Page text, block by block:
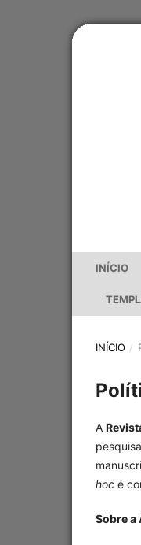
INÍCIO
INÍCIO /
A
hoc é
Sobre a